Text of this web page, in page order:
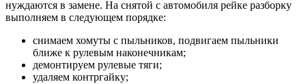
нуждаются в замене. На снятой с автомобиля рейке разборку
выполняем в следующем порядке:
снимаем хомуты с пыльников, подвигаем пыльники
ближе к рулевым наконечникам;
демонтируем рулевые тяги;
удаляем контргайку;